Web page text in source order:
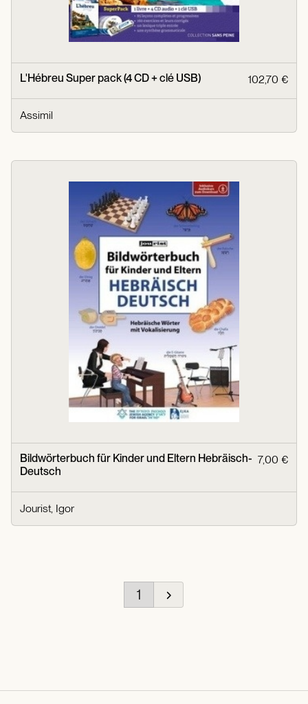
L'Hébreu Super pack (4 CD + clé USB) 102,70 €
Assimil
Bildwörterbuch für Kinder und Eltern Hebräisch-
Deutsch
7,00 €
Jourist, Igor
1